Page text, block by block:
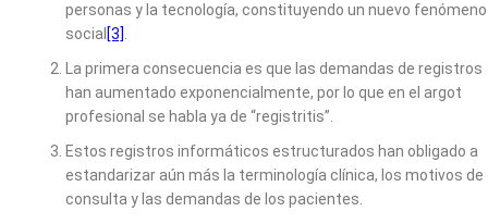
personas y la tecnología, constituyendo un nuevo fenómeno
social [3].
La primera consecuencia es que las demandas de registros
han aumentado exponencialmente, por lo que en el argot
profesional se habla ya de “registritis”.
Estos registros informáticos estructurados han obligado a
estandarizar aún más la terminología clínica, los motivos de
consulta y las demandas de los pacientes.